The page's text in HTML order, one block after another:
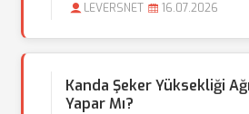
LEVERSNET 16.07.2026
Kanda Şeker Yüksekliği
Yapar Mı?